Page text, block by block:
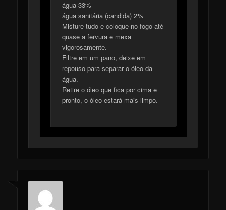
água 33%
água sanitária (candida) 2%
Misture tudo e coloque no fogo até
quase a fervura e mexa
vigorosamente.
Filtre em um pano, deixe em
repouso para separar o óleo da
água.
Retire o óleo que fica por cima e
pronto, o óleo estará mais limpo.